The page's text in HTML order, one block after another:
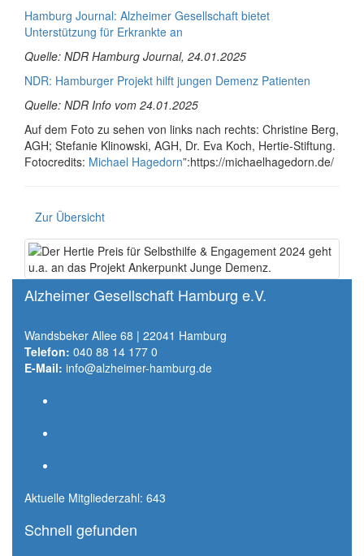
Hamburg Journal: Alzheimer Gesellschaft bietet
Unterstützung für Erkrankte an
Quelle: NDR Hamburg Journal, 24.01.2025
NDR: Hamburger Projekt hilft jungen Demenz Patienten
Quelle: NDR Info vom 24.01.2025
Auf dem Foto zu sehen von links nach rechts: Christine Berg,
AGH; Stefanie Klinowski, AGH, Dr. Eva Koch, Hertie-Stiftung.
Fotocredits: Michael Hagedorn”:https://michaelhagedorn.de/
Zur Übersicht
Alzheimer Gesellschaft Hamburg e.V.
Wandsbeker Allee 68 | 22041 Hamburg
Telefon: 040 88 14 177 0
E-Mail: info@alzheimer-hamburg.de
Aktuelle Mitgliederzahl: 643
Schnell gefunden